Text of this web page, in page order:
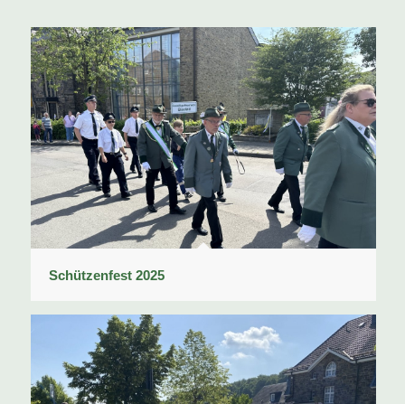
Schützenfest 2025